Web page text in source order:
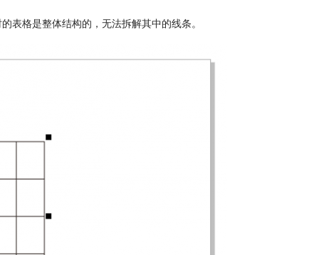
表格是整体结构的，无法拆解其中的线条。